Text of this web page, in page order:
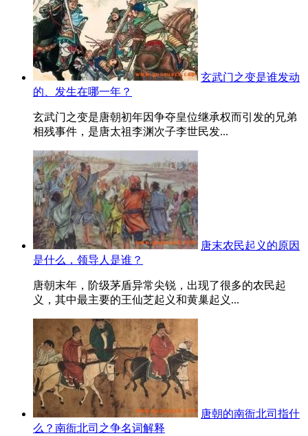
玄武门之变是谁发动
的、发生在哪一年？
玄武门之变是唐朝初年因争夺皇位继承权而引发的兄弟
相残事件，是唐太祖李渊次子李世民发...
唐末农民起义的原因
是什么，领导人是谁？
唐朝末年，阶级茅盾异常尖锐，出现了很多的农民起
义，其中最主要的王仙芝起义和黄巢起义...
唐朝的南衙北司指什
么？南衙北司之争名词解释